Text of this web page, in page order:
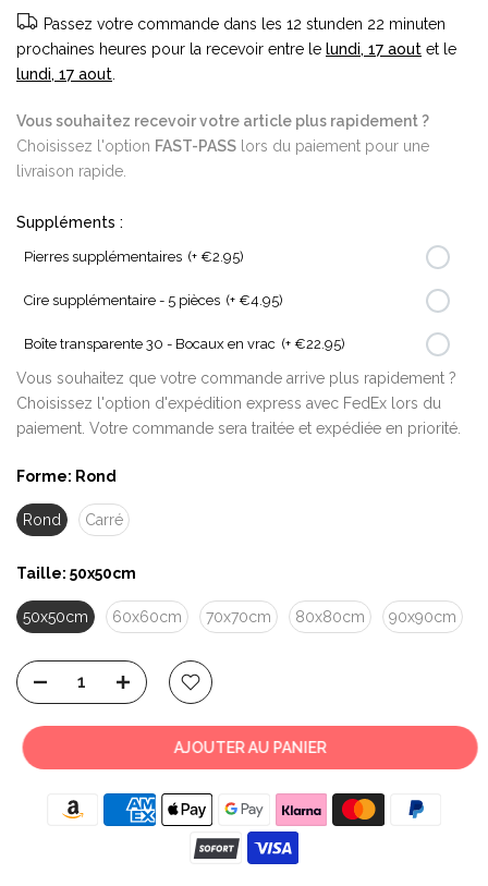
Passez votre commande dans les 12 stunden 22 minuten
prochaines heures pour la recevoir entre le lundi, 17 aout et le
lundi, 17 aout
Vous souhaitez recevoir votre article plus rapidement ?
Choisissez l'option FAST-PASS lors du paiement pour une
livraison rapide.
Suppléments :
Pierres supplémentaires (+ €2.95)
Cire supplémentaire - 5 pièces (+ €4.95)
Boîte transparente 30 - Bocaux en vrac (+ €22.95)
Vous souhaitez que votre commande arrive plus rapidement ?
Choisissez l'option d'expédition express avec FedEx lors du
paiement. Votre commande sera traitée et expédiée en priorité.
Forme: Rond
Rond Carré
Taille: 50x50cm
50x50cm 60x60cm 70x70cm 80x80cm 90x90cm
AJOUTER AU PANIER